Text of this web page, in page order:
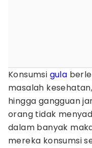
Konsumsi gula
masalah
hingga gangguan
orang tidak
dalam banyak
mereka konsumsi